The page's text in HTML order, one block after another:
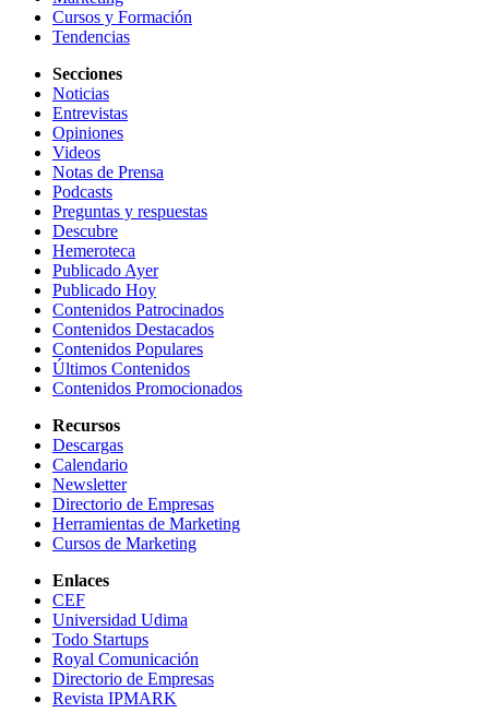
Cursos y Formación
Tendencias
Secciones
Noticias
Entrevistas
Opiniones
Videos
Notas de Prensa
Podcasts
Preguntas y respuestas
Descubre
Hemeroteca
Publicado Ayer
Publicado Hoy
Contenidos Patrocinados
Contenidos Destacados
Contenidos Populares
Últimos Contenidos
Contenidos Promocionados
Recursos
Descargas
Calendario
Newsletter
Directorio de Empresas
Herramientas de Marketing
Cursos de Marketing
Enlaces
CEF
Universidad Udima
Todo Startups
Royal Comunicación
Directorio de Empresas
Revista IPMARK